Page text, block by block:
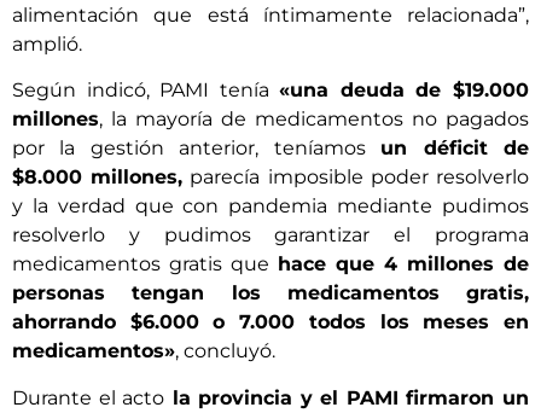
alimentación que está íntimamente relacionada”,
amplió.
Según indicó, PAMI tenía«una deuda de $19.000
millones, la mayoría de medicamentos no pagados
por la gestión anterior, teníamos un déficit de
$8.000 millones, parecía imposible poder resolverlo
y la verdad que con pandemia mediante pudimos
resolverlo y pudimos garantizar el programa
medicamentos gratis que hace que 4 millones de
personas tengan los medicamentos gratis,
ahorrando $6.000 o 7.000 todos los meses en
medicamentos», concluyó.
Durante el acto la provincia y el PAMI firmaron un